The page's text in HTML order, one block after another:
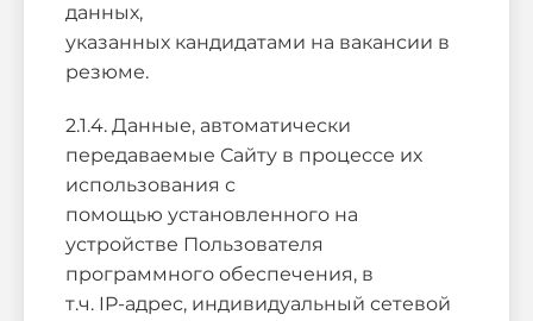
данных,
указанных кандидатами на вакансии в
резюме.
2.1.4. Данные, автоматически
передаваемые Сайту в процессе их
использования с
помощью установленного на
устройстве Пользователя
программного обеспечения, в
т.ч. IP-адрес, индивидуальный сетевой